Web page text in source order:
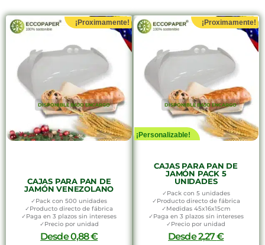
¡Proximamente!
DISPONIBLE BAJO ENCARGO
CAJAS PARA PAN DE
JAMÓN VENEZOLANO
✓Pack con 500 unidades
✓Producto directo de fábrica
✓Paga en 3 plazos sin intereses
✓Precio por unidad
Desde0,88€
¡Proximamente!
¡Personalizable!
DISPONIBLE BAJO ENCARGO
CAJAS PARA PAN DE
JAMÓN PACK 5
UNIDADES
✓Pack con 5 unidades
✓Producto directo de fábrica
✓Medidas 45x16x15cm
✓Paga en 3 plazos sin intereses
✓Precio por unidad
Desde2,27€